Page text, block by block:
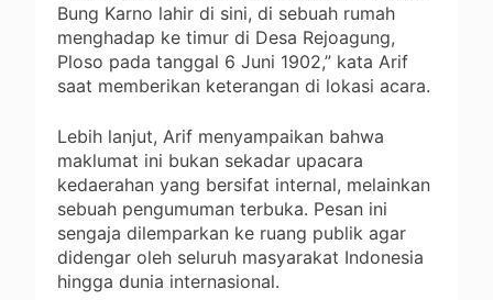
Bung Karno lahir di sini, di sebuah rumah
menghadap ke timur di Desa Rejoagung,
Ploso pada tanggal 6 Juni 1902,” kata Arif
saat memberikan keterangan di lokasi acara.
Lebih lanjut, Arif menyampaikan bahwa
maklumat ini bukan sekadar upacara
kedaerahan yang bersifat internal, melainkan
sebuah pengumuman terbuka. Pesan ini
sengaja dilemparkan ke ruang publik agar
didengar oleh seluruh masyarakat Indonesia
hingga dunia internasional.